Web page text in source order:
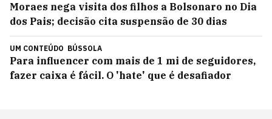
Moraes nega visita dos filhos a Bolsonaro no Dia
dos Pais; decisão cita suspensão de 30 dias
UM CONTEÚDO BÚSSOLA
Para influencer com mais de 1 mi de seguidores,
fazer caixa é fácil. O 'hate' que é desafiador